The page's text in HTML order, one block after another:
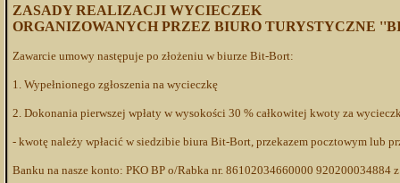
ZASADY REALIZACJI WYCIECZEK
ORGANIZOWANYCH PRZEZ BIURO TURYSTYCZNE
Zawarcie umowy następuje po złożeniu w biurze Bit-Bort:
1. Wypełnionego zgłoszenia na wycieczkę
2. Dokonania pierwszej wpłaty w wysokości 30 % całkowitej kwoty za
- kwotę należy wpłacić w siedzibie biura Bit-Bort, przekazem pocztowym lub
Banku na nasze konto: PKO BP o/Rabka nr. 86102034660000 920200034884